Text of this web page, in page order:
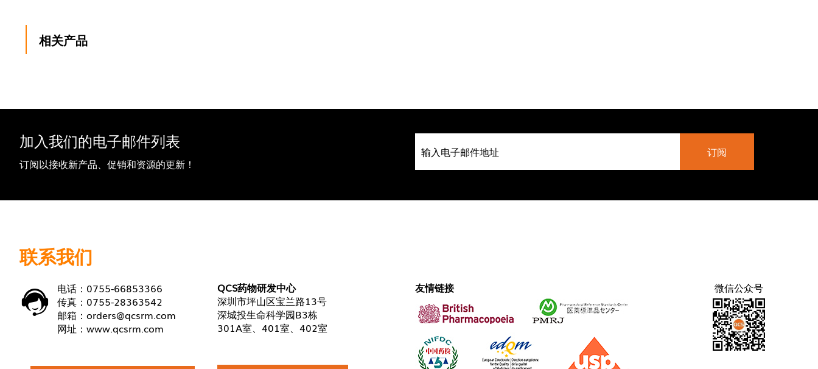
相关产品
加入我们的电子邮件列表
订阅以接收新产品、促销和资源的更新！
联系我们
电话：0755-66853366
传真：0755-28363542
邮箱： orders@qcsrm.com
网址： www.qcsrm.com
QCS药物研发中心
深圳市坪山区宝兰路13号
深城投生命科学园B3栋
301A室、401室、402室
友情链接 微信公众号